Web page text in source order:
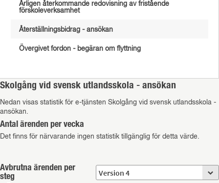
Årligen återkommande redovisning av fristående
förskoleverksamhet
Återställningsbidrag - ansökan
Övergivet fordon - begäran om flyttning
Skolgång vid svensk utlandsskola - ansökan
Nedan visas statistik för e-tjänsten Skolgång vid svensk utlandsskola -
ansökan.
Antal ärenden per vecka
Det finns för närvarande ingen statistik tillgänglig för detta värde.
Avbrutna ärenden per
steg